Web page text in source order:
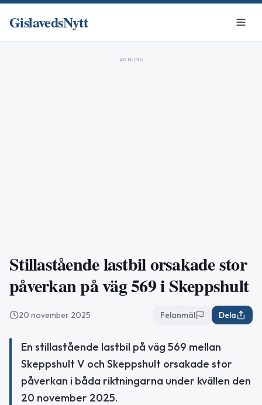
GislavedsNytt
ANNONS
Stillastående lastbil orsakade stor
påverkan på väg 569 i Skeppshult
20 november 2025 Felanmäl Dela
En stillastående lastbil på väg 569 mellan
Skeppshult V och Skeppshult orsakade stor
påverkan i båda riktningarna under kvällen den
20 november 2025.